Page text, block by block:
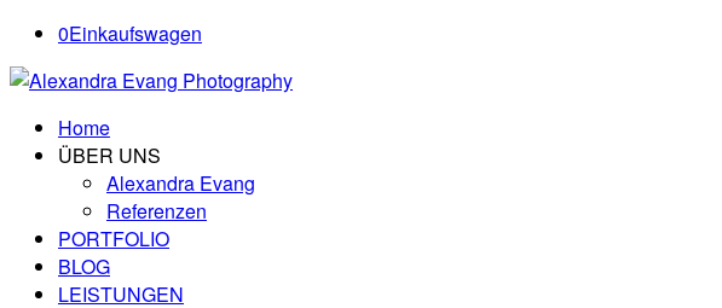
0Einkaufswagen
Home
ÜBER UNS
Alexandra Evang
Referenzen
PORTFOLIO
BLOG
LEISTUNGEN